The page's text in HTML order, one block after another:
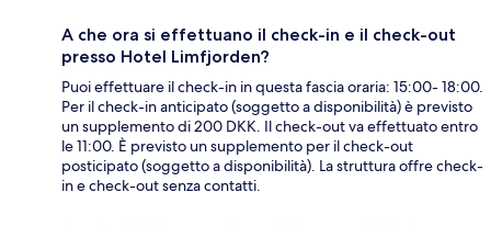
A che ora si effettuano il check-in e il check-out
presso Hotel Limfjorden?
Puoi effettuare il check-in in questa fascia oraria: 15:00- 18:00.
Per il check-in anticipato (soggetto a disponibilità) è previsto
un supplemento di 200 DKK. Il check-out va effettuato entro
le 11:00. È previsto un supplemento per il check-out
posticipato (soggetto a disponibilità). La struttura offre check-
in e check-out senza contatti.